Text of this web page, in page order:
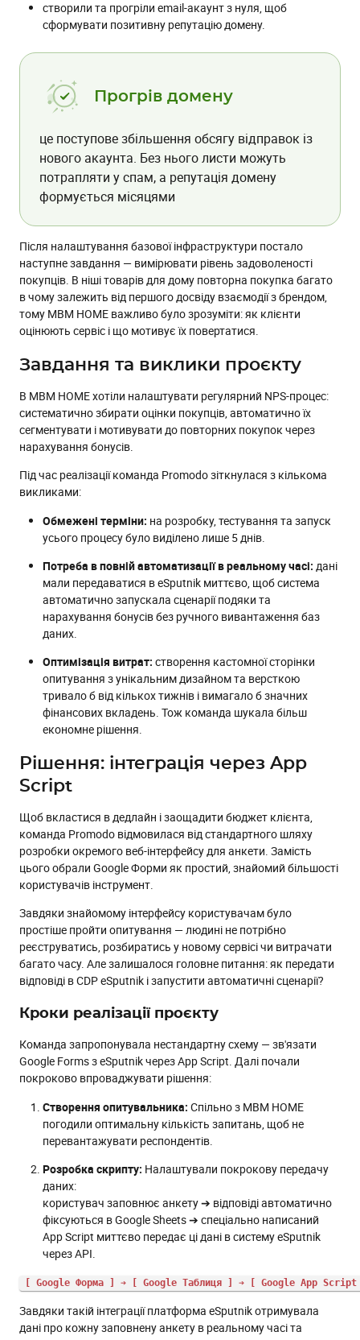
створили та прогріли email-акаунт з нуля, щоб
сформувати позитивну репутацію домену.
Прогрів домену
це поступове збільшення обсягу відправок із
нового акаунта. Без нього листи можуть
потрапляти у спам, а репутація домену
формується місяцями
Після налаштування базової інфраструктури постало
наступне завдання — вимірювати рівень задоволеності
покупців. В ніші товарів для дому повторна покупка багато
в чому залежить від першого досвіду взаємодії з брендом,
тому MBM HOME важливо було зрозуміти: як клієнти
оцінюють сервіс і що мотивує їх повертатися.
Завдання та виклики проєкту
В MBM HOME хотіли налаштувати регулярний NPS-процес:
систематично збирати оцінки покупців, автоматично їх
сегментувати і мотивувати до повторних покупок через
нарахування бонусів.
Під час реалізації команда Promodo зіткнулася з кількома
викликами:
Обмежені терміни: на розробку, тестування та запуск
усього процесу було виділено лише 5 днів.
Потреба в повній автоматизації в реальному часі: дані
мали передаватися в eSputnik миттєво, щоб система
автоматично запускала сценарії подяки та
нарахування бонусів без ручного вивантаження баз
даних.
Оптимізація витрат: створення кастомної сторінки
опитування з унікальним дизайном та версткою
тривало б від кількох тижнів і вимагало б значних
фінансових вкладень. Тож команда шукала більш
економне рішення.
Рішення: інтеграція через App
Script
Щоб вкластися в дедлайн і заощадити бюджет клієнта,
команда Promodo відмовилася від стандартного шляху
розробки окремого веб-інтерфейсу для анкети. Замість
цього обрали Google Форми як простий, знайомий більшості
користувачів інструмент.
Завдяки знайомому інтерфейсу користувачам було
простіше пройти опитування — людині не потрібно
реєструватись, розбиратись у новому сервісі чи витрачати
багато часу. Але залишалося головне питання: як передати
відповіді в CDP eSputnik і запустити автоматичні сценарії?
Кроки реалізації проєкту
Команда запропонувала нестандартну схему — зв'язати
Google Forms з eSputnik через App Script. Далі почали
покроково впроваджувати рішення:
Створення опитувальника: Спільно з MBM HOME
погодили оптимальну кількість запитань, щоб не
перевантажувати респондентів.
Розробка скрипту: Налаштували покрокову передачу
даних:
користувач заповнює анкету ➔ відповіді автоматично
фіксуються в Google Sheets ➔ спеціально написаний
App Script миттєво передає ці дані в систему eSputnik
через API.
[ Google Форма ] ➔ [ Google Таблиця ] ➔ [ Google App
Завдяки такій інтеграції платформа eSputnik отримувала
дані про кожну заповнену анкету в реальному часі та